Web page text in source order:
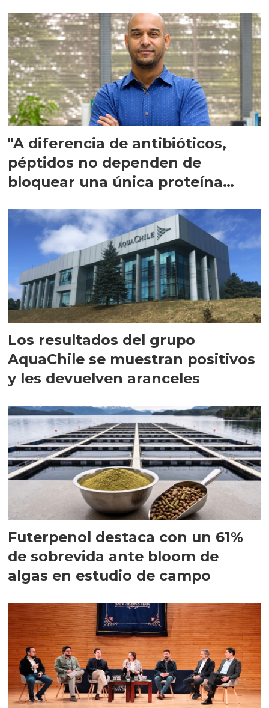
"A diferencia de antibióticos,
péptidos no dependen de
bloquear una única proteína
Los resultados del grupo
AquaChile se muestran positivos
y les devuelven aranceles
Futerpenol destaca con un 61%
de sobrevida ante bloom de
algas en estudio de campo